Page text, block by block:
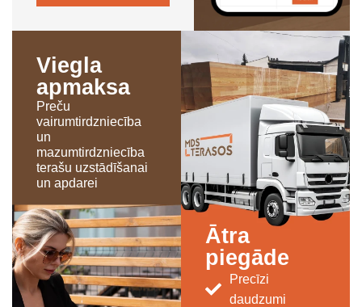
Viegla
apmaksa
Preču
vairumtirdzniecība
un
mazumtirdzniecība
terašu uzstādīšanai
un apdarei
Ātra
piegāde
Precīzi
daudzumi